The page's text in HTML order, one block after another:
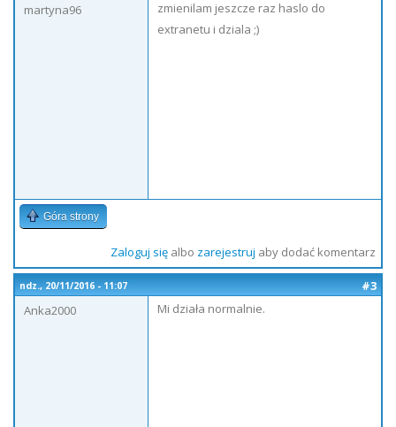
martyna96
zmienilam jeszcze raz haslo do
extranetu i dziala ;)
Góra strony
Zaloguj sięalbo zarejestruj aby dodać komentarz
ndz., 20/11/2016 - 11:07
#3
Anka2000
Mi działa normalnie.